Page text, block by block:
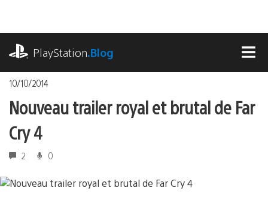
contenu
PlayStation.Blog
10/10/2014
Nouveau trailer royal et brutal de Far
Cry 4
2 0